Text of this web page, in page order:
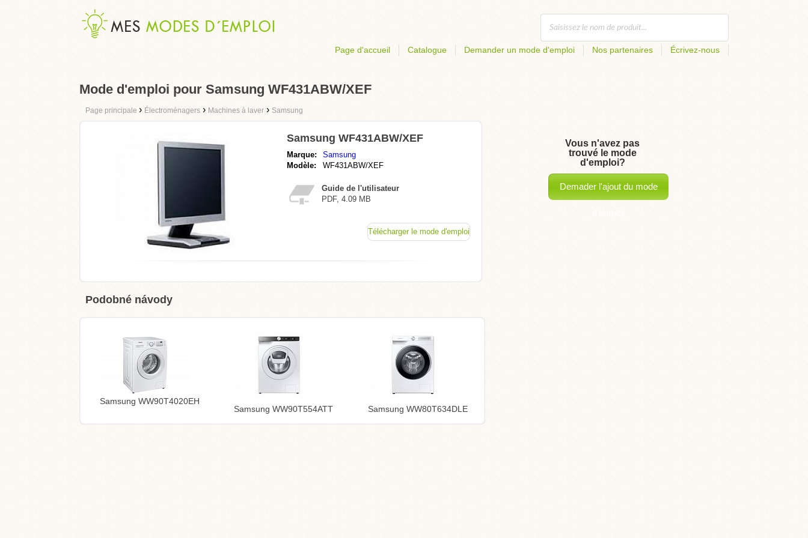
Page d'accueil Catalogue Demander un mode d'emploi Nos partenaires Écrivez-nous
Mode d'emploi pour Samsung WF431ABW/XEF
Page principale › Électroménagers › Machines à laver › Samsung
Samsung WF431ABW/XEF
Marque:
Samsung
Modèle:
WF431ABW/XEF
Guide de l'utilisateur
PDF, 4.09 MB
Télécharger le mode d'emploi
Podobné návody
Samsung WW90T4020EH
Samsung WW90T554ATT
Samsung WW80T634DLE
Vous n'avez pas
trouvé le mode
d'emploi?
Demader l'ajout du mode